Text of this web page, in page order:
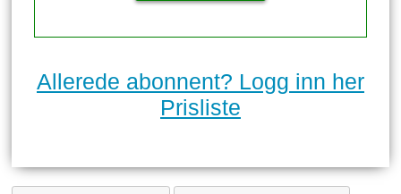
Allerede abonnent? Logg inn her
Prisliste